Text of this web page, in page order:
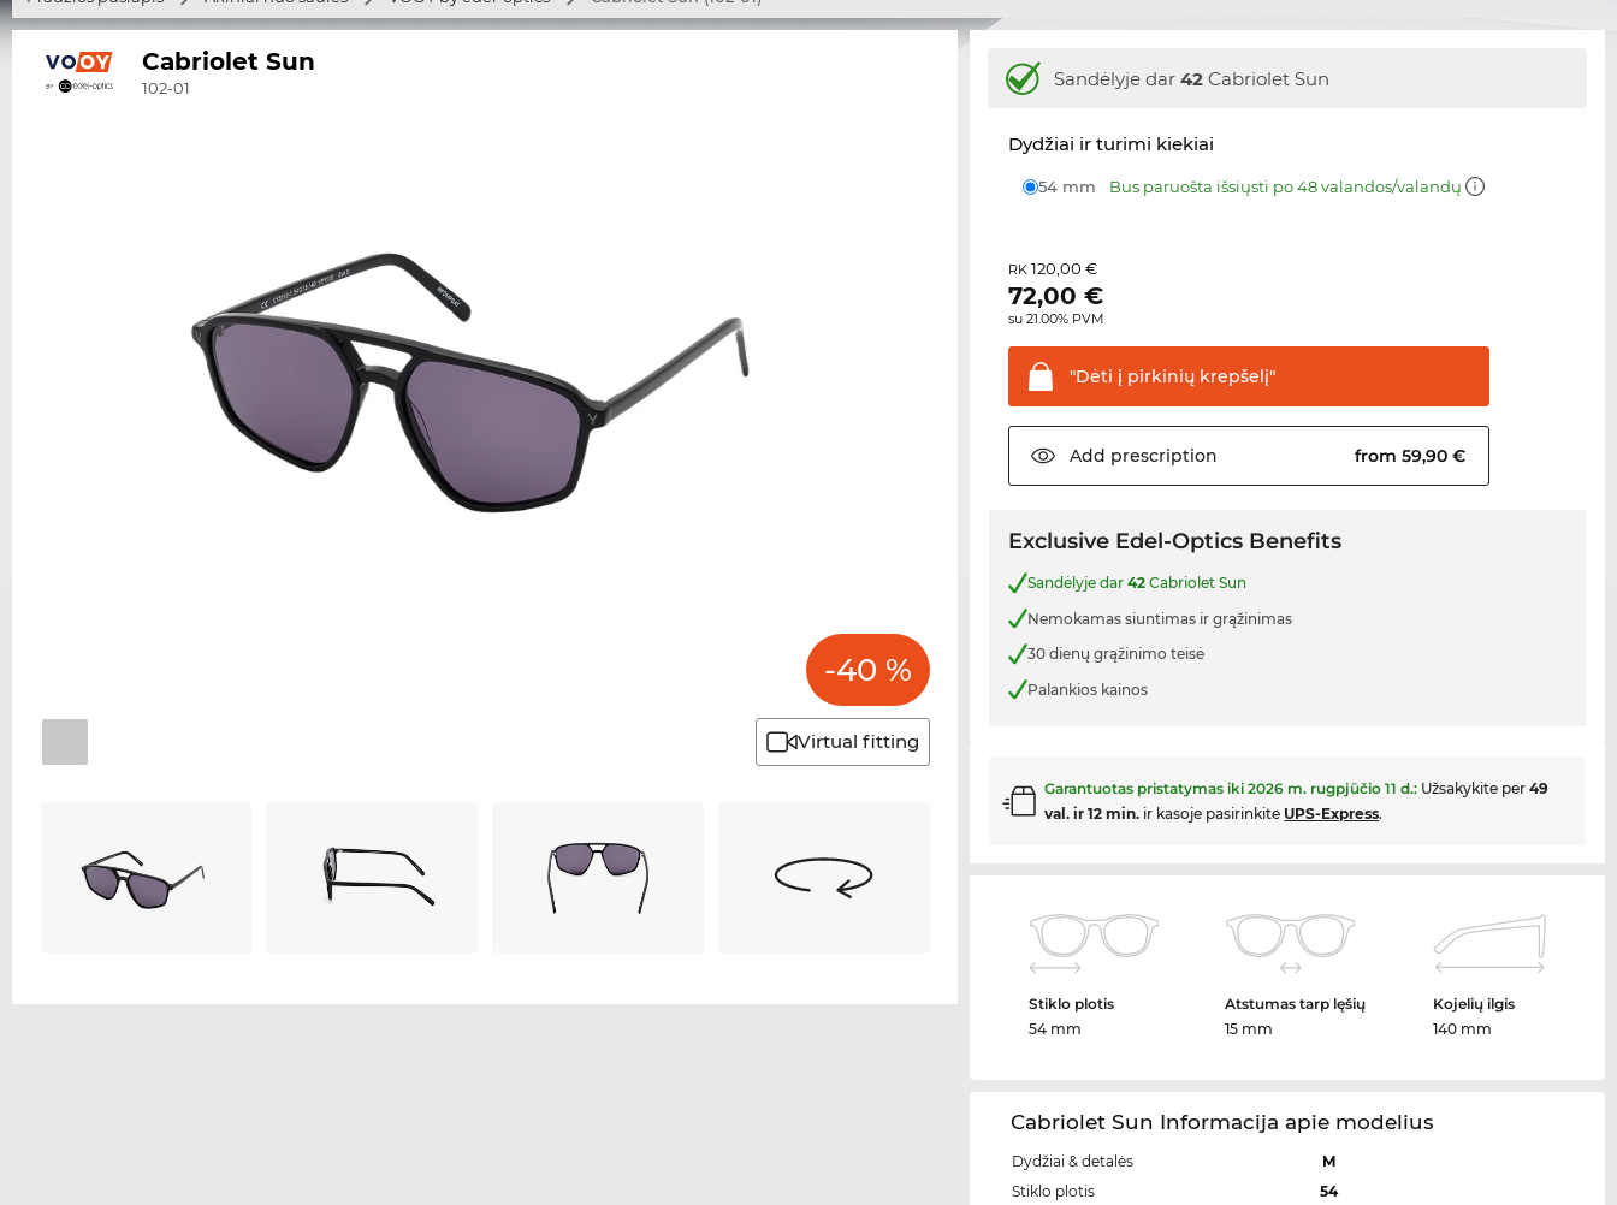
Cabriolet Sun
102-01
-40 %
Virtual fitting
Sandėlyje dar42 Cabriolet Sun
Dydžiai ir turimi kiekiai
54 mm Bus paruošta išsiųsti po 48 valandos/valandų
RK120,00 €
72,00 €
su 21.00% PVM
"Dėti į pirkinių krepšelį"
Add prescription from 59,90 €
Exclusive Edel-Optics Benefits
Sandėlyje dar42 Cabriolet Sun
Nemokamas siuntimas ir grąžinimas
30 dienų grąžinimo teisė
Palankios kainos
Garantuotas pristatymas iki2026 m. rugpjūčio 11 d.: Užsakykite per49
val. ir 12 min. ir kasoje pasirinkite UPS-Express.
Stiklo plotis
54 mm
Atstumas tarp lęšių
15 mm
Kojelių ilgis
140 mm
Cabriolet Sun Informacija apie modelius
Dydžiai & detalės
M
Stiklo plotis
54